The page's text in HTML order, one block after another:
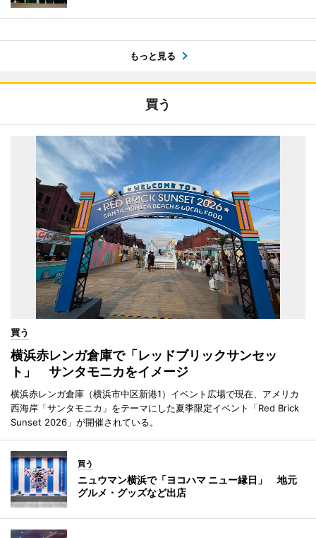
もっと見る
買う
買う
横浜赤レンガ倉庫で「レッドブリックサンセッ
ト」 サンタモニカをイメージ
横浜赤レンガ倉庫（横浜市中区新港1）イベント広場で現在、アメリカ
西海岸「サンタモニカ」をテーマにした夏季限定イベント「Red Brick
Sunset 2026」が開催されている。
買う
ニュウマン横浜で「ヨコハマ ニュー縁日」 地元
グルメ・グッズなど出店